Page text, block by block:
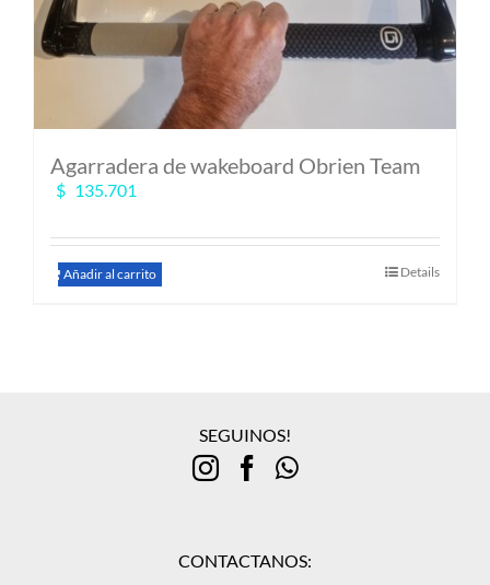
Agarradera de wakeboard Obrien Team
$ 135.701
Añadir al carrito Details
SEGUINOS!
CONTACTANOS: